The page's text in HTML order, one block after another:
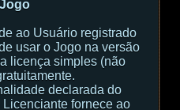
ao Usuário registrado
usar o Jogo na versão
licença simples (não
declarada do
fornece ao